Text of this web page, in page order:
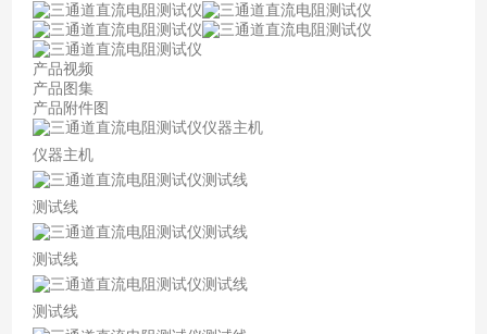
产品视频
产品图集
产品附件图
仪器主机
测试线
测试线
测试线